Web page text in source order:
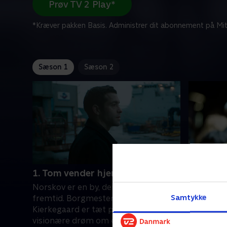
Samtykke
Prøv TV 2 Play*
*Kræver pakken Basis. Administrer dit abonnement på
Sæson 1 Sæson 2
1. Tom vender hjem
Norskov er en by, der kæmper for sin
fremtid. Borgmester Martin
Kierkegaard er tæt på at realisere sin
visionære drøm om en klimahavn, der
hanke op
har ikke